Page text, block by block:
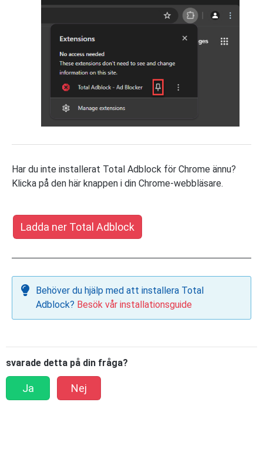
Har du inte installerat Total Adblock för Chrome ännu?
Klicka på den här knappen i din Chrome-webbläsare.
Ladda ner Total Adblock
Behöver du hjälp med att installera Total
Adblock? Besök vår installationsguide
svarade detta på din fråga?
Ja Nej